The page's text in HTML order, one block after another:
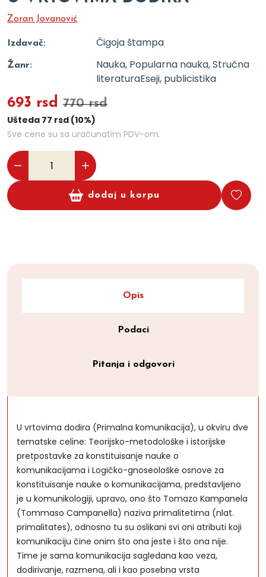
Zoran Jovanović
Izdavač: Čigoja štampa
Žanr:
Nauka, Popularna nauka, Stručna
literaturaEseji, publicistika
693 rsd 770 rsd
Ušteda 77 rsd (10%)
Sve cene su sa uračunatim PDV-om.
dodaj u korpu
Opis
Podaci
Pitanja i odgovori
U vrtovima dodira (Primalna komunikacija), u okviru dve
tematske celine: Teorijsko-metodološke i istorijske
pretpostavke za konstituisanje nauke o
komunikacijama i Logičko-gnoseološke osnove za
konstituisanje nauke o komunikacijama, predstavljeno
je u komunikologiji, upravo, ono što Tomazo Kampanela
(Tommaso Campanella) naziva primalitetima (nlat.
primalitates), odnosno tu su oslikani svi oni atributi koji
komunikaciju čine onim što ona jeste i što ona nije.
Time je sama komunikacija sagledana kao veza,
dodirivanje, razmena, ali i kao posebna vrsta